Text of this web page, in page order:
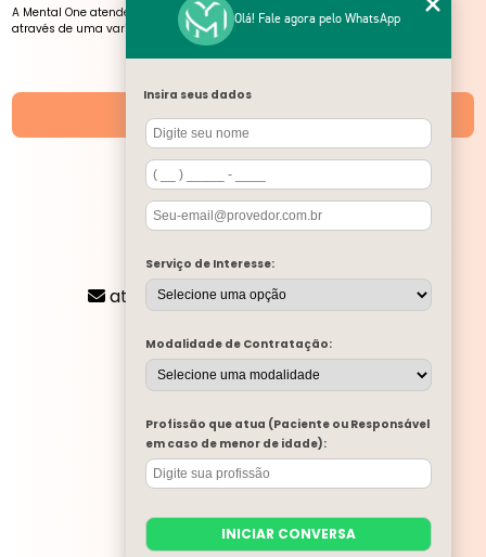
A Mental One atende pessoas de todas as idades, presencialmente e online,
através de uma variedade de serviços, atendimentos e atividades.
Unidades
SIGA-NOS
(11) 2424-8197
atendimento@mentalone.com.br
MENU
A MENTAL ONE
SERVIÇOS
BLOG
MENTAL ONE NA MÍDIA
TRABALHE CONOSCO
PARA EMPRESAS
CONTATO
CATEGORIAS
Olá! Fale agora pelo WhatsApp
Insira seus dados
Serviço de Interesse:
Modalidade de Contratação:
Profissão que atua (Paciente ou Responsável
em caso de menor de idade):
INICIAR CONVERSA